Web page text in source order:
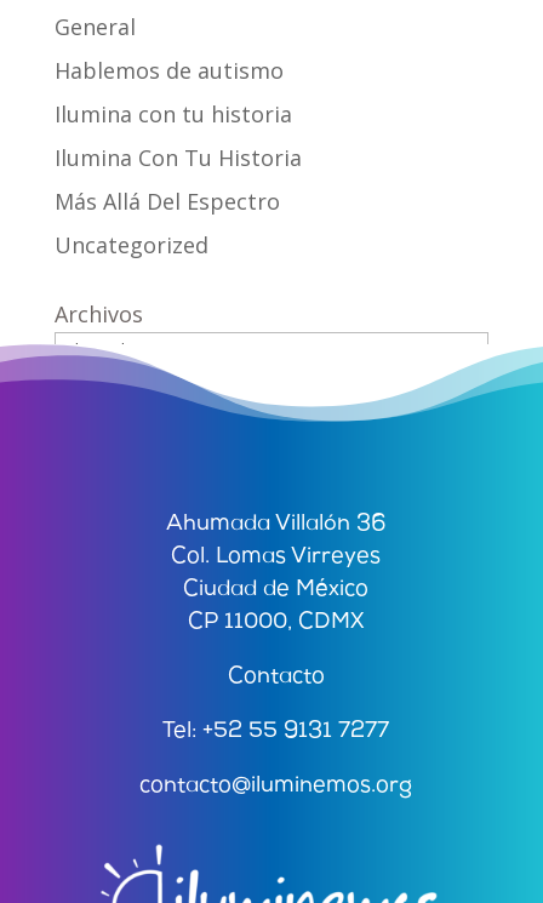
General
Hablemos de autismo
Ilumina con tu historia
Ilumina Con Tu Historia
Más Allá Del Espectro
Uncategorized
Archivos
Ahumada Villalón 36
Col. Lomas Virreyes
Ciudad de México
CP 11000, CDMX
Contacto
Tel: +52 55 9131 7277
contacto@iluminemos.org